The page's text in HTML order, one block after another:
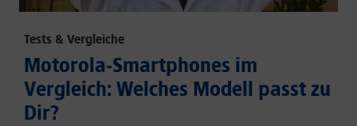
Tests & Vergleiche
Motorola-Smartphones im
Vergleich: Welches Modell passt zu
Dir?